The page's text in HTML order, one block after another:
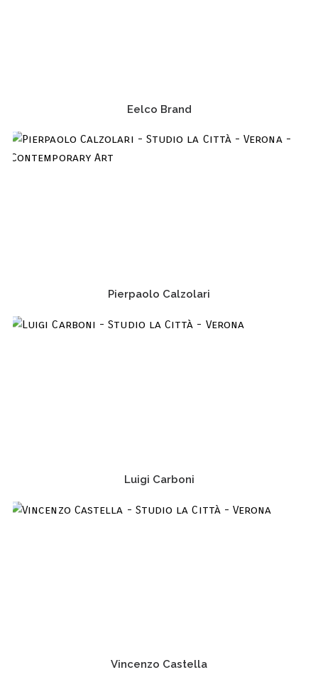
Eelco Brand
Pierpaolo Calzolari
Luigi Carboni
Vincenzo Castella